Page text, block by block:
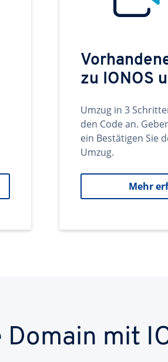
zu IONOS
Umzug in 3
den Code an.
ein Bestätigen Sie
Umzug.
Mehr
mit